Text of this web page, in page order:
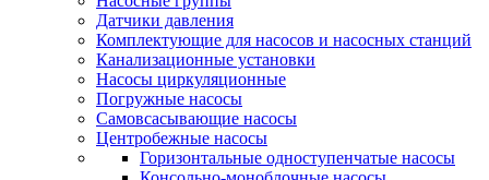
Датчики давления
Комплектующие для насосов и насосных станций
Канализационные установки
Насосы циркуляционные
Погружные насосы
Самовсасывающие насосы
Центробежные насосы
Горизонтальные одноступенчатые насосы